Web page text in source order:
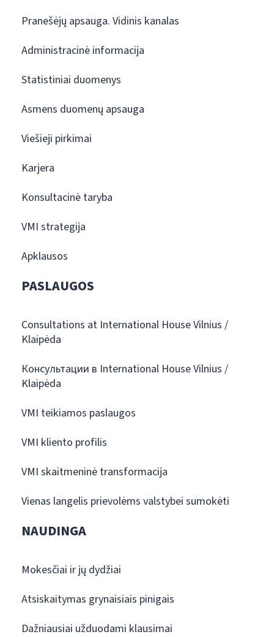
Pranešėjų apsauga. Vidinis kanalas
Administracinė informacija
Statistiniai duomenys
Asmens duomenų apsauga
Viešieji pirkimai
Karjera
Konsultacinė taryba
VMI strategija
Apklausos
PASLAUGOS
Consultations at International House Vilnius /
Klaipėda
Консультации в International House Vilnius /
Klaipėda
VMI teikiamos paslaugos
VMI kliento profilis
VMI skaitmeninė transformacija
Vienas langelis prievolėms valstybei sumokėti
NAUDINGA
Mokesčiai ir jų dydžiai
Atsiskaitymas grynaisiais pinigais
Dažniausiai užduodami klausimai